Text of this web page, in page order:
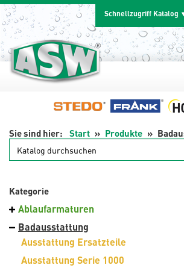
Zum
Inhalt
springen
Schnellzugriff Katalog
Start Produkte
Katalog
durchsuchen
Kategorie
Ablaufarmaturen
Badausstattung
Ausstattung Ersatzteile
Ausstattung Serie 1000